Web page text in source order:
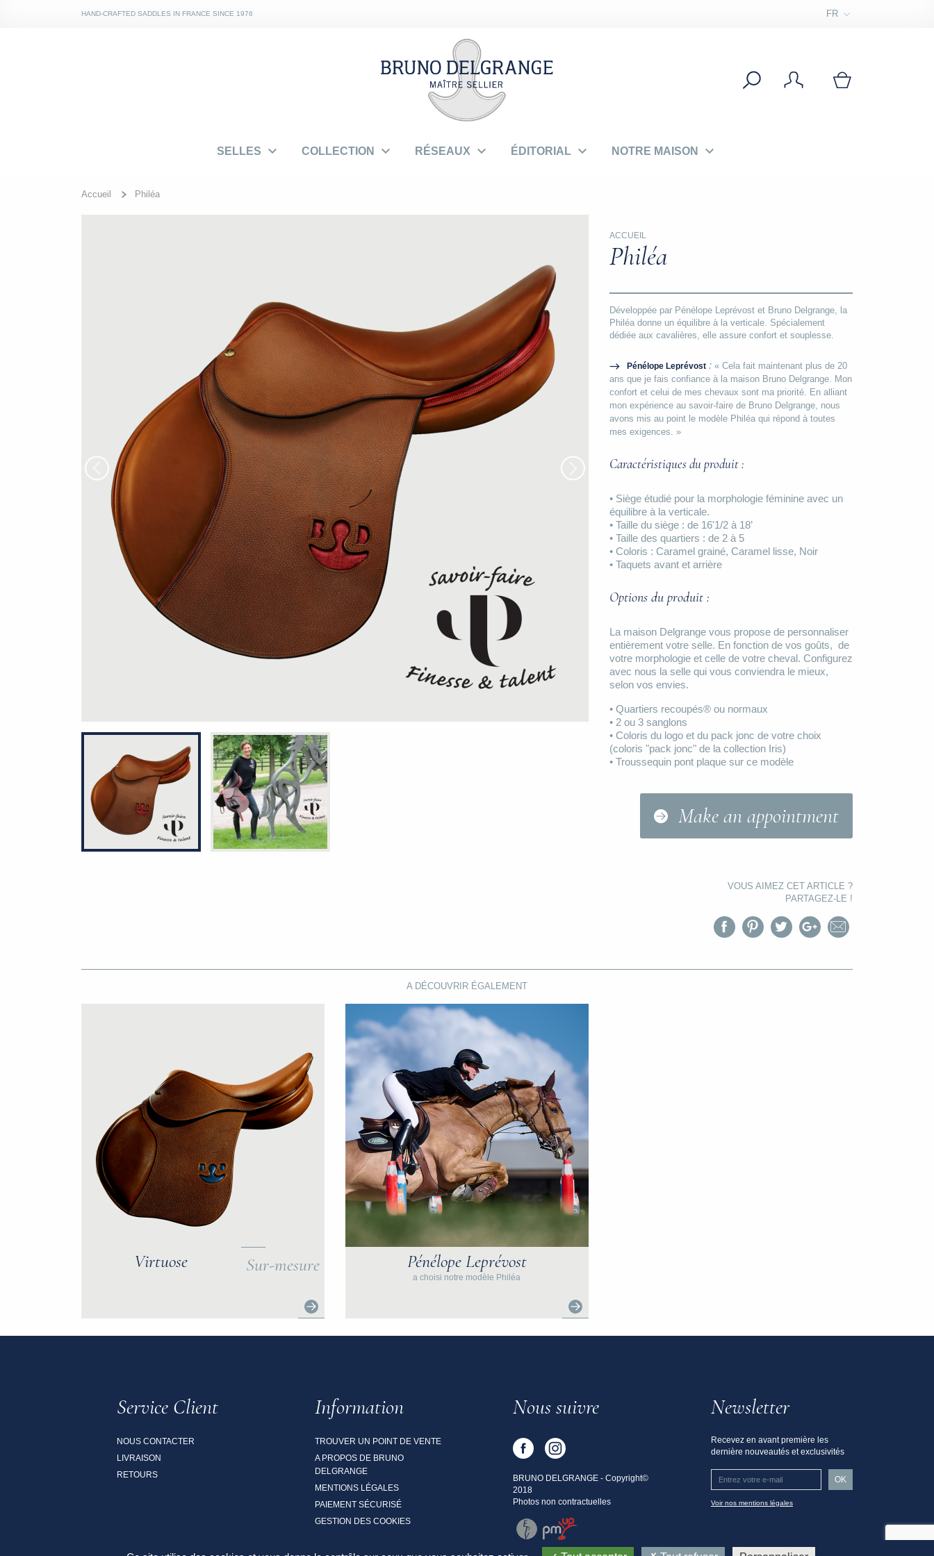
HAND-CRAFTED SADDLES IN FRANCE SINCE 1976 FR
SELLES  COLLECTION  RÉSEAUX  ÉDITORIAL  NOTRE MAISON 
Accueil Philéa
ACCUEIL
Philéa
Développée par Pénélope Leprévost et Bruno Delgrange, la
Philéa donne un équilibre à la verticale. Spécialement
dédiée aux cavalières, elle assure confort et souplesse.
Pénélope Leprévost : « Cela fait maintenant plus de 20
ans que je fais confiance à la maison Bruno Delgrange. Mon
confort et celui de mes chevaux sont ma priorité. En alliant
mon expérience au savoir-faire de Bruno Delgrange, nous
avons mis au point le modèle Philéa qui répond à toutes
mes exigences. »
Caractéristiques du produit :
• Siège étudié pour la morphologie féminine avec un
équilibre à la verticale.
• Taille du siège : de 16'1/2 à 18’
• Taille des quartiers : de 2 à 5
• Coloris : Caramel grainé, Caramel lisse, Noir
• Taquets avant et arrière
Options du produit :
La maison Delgrange vous propose de personnaliser
entièrement votre selle. En fonction de vos goûts, de
votre morphologie et celle de votre cheval. Configurez
avec nous la selle qui vous conviendra le mieux,
selon vos envies.
• Quartiers recoupés® ou normaux
• 2 ou 3 sanglons
• Coloris du logo et du pack jonc de votre choix
(coloris "pack jonc" de la collection Iris)
• Troussequin pont plaque sur ce modèle
Make an appointment
VOUS AIMEZ CET ARTICLE ?
PARTAGEZ-LE !
A DÉCOUVRIR ÉGALEMENT
Virtuose Sur-mesure Pénélope Leprévost
a choisi notre modèle Philéa
Service Client
NOUS CONTACTER
LIVRAISON
RETOURS
Information
TROUVER UN POINT DE VENTE
A PROPOS DE BRUNO
DELGRANGE
MENTIONS LÉGALES
PAIEMENT SÉCURISÉ
GESTION DES COOKIES
Nous suivre
BRUNO DELGRANGE - Copyright©
2018
Photos non contractuelles
Newsletter
Recevez en avant première les
dernière nouveautés et exclusivités
Voir nos mentions légales